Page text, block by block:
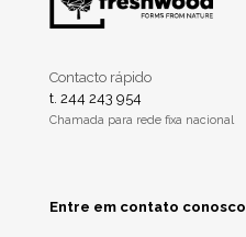
Contacto rápido
t. 244 243 954
Chamada para rede fixa nacional
Entre em contato conosco